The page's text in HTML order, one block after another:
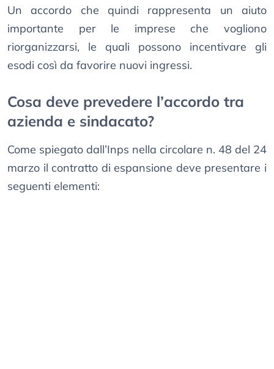
Un accordo che quindi rappresenta un aiuto
importante per le imprese che vogliono
riorganizzarsi, le quali possono incentivare gli
esodi così da favorire nuovi ingressi.
Cosa deve prevedere l’accordo tra
azienda e sindacato?
Come spiegato dall’Inps nella circolare n. 48 del 24
marzo il contratto di espansione deve presentare i
seguenti elementi: